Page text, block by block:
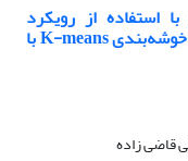
استفاده از رویکرد
واسنجی توسط الگوریتم بهینه‌سازی ملخ و خوشه‌بندی K-means با
قاضی زاده